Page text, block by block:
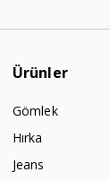
Ürünler
Gömlek
Hırka
Jeans